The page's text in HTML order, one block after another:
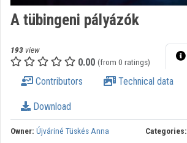
Categories
Organization playlists
A tübingeni pályázók
193 view
0.00 (from 0 ratings)
Contributors Technical data
Download
Owner: Újváriné Tüskés Anna Categories: